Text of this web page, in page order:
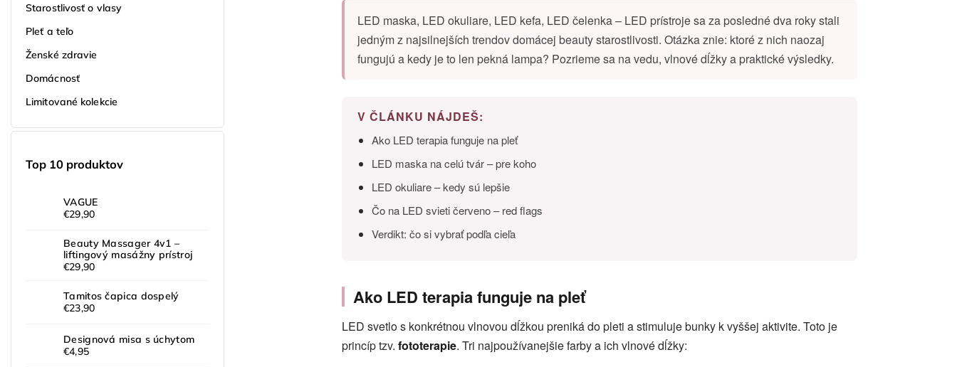
Starostlivosť o vlasy
Pleť a teľo
Ženské zdravie
Domácnosť
Limitované kolekcie
Top 10 produktov
VAGUE
€29,90
Beauty Massager 4v1 –
liftingový masážny prístroj
€29,90
Tamitos čapica dospelý
€23,90
Designová misa s úchytom
€4,95
LED maska, LED okuliare, LED kefa, LED čelenka – LED prístroje sa za posledné dva roky stali
jedným z najsilnejších trendov domácej beauty starostlivosti. Otázka znie: ktoré z nich naozaj
fungujú a kedy je to len pekná lampa? Pozrieme sa na vedu, vlnové dĺžky a praktické výsledky.
V ČLÁNKU NÁJDEŠ:
Ako LED terapia funguje na pleť
LED maska na celú tvár – pre koho
LED okuliare – kedy sú lepšie
Čo na LED svieti červeno – red flags
Verdikt: čo si vybrať podľa cieľa
Ako LED terapia funguje na pleť
LED svetlo s konkrétnou vlnovou dĺžkou preniká do pleti a stimuluje bunky k vyššej aktivite. Toto je
princíp tzv. fototerapie. Tri najpoužívanejšie farby a ich vlnové dĺžky: